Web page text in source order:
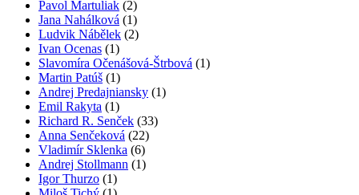
Pavol Martuliak (2)
Jana Nahálková (1)
Ludvik Nábělek (2)
Ivan Ocenas (1)
Slavomíra Očenášová-Štrbová (1)
Martin Patúš (1)
Andrej Predajniansky (1)
Emil Rakyta (1)
Richard R. Senček (33)
Anna Senčeková (22)
Vladimír Sklenka (6)
Andrej Stollmann (1)
Igor Thurzo (1)